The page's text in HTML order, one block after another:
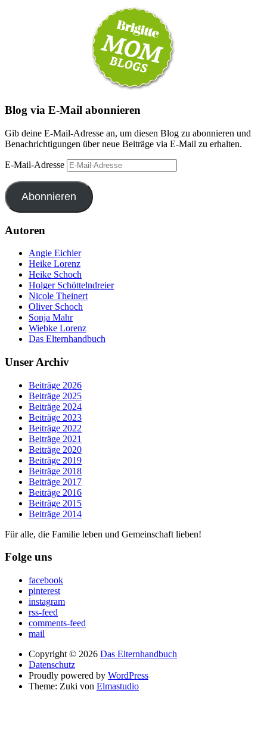
Blog via E-Mail abonnieren
Gib deine E-Mail-Adresse an, um diesen Blog zu abonnieren und
Benachrichtigungen über neue Beiträge via E-Mail zu erhalten.
E-Mail-Adresse
Abonnieren
Autoren
Angie Eichler
Heike Lorenz
Heike Schoch
Holger Schöttelndreier
Nicole Theinert
Oliver Schoch
Sonja Mahr
Wiebke Lorenz
Das Elternhandbuch
Unser Archiv
Beiträge 2026
Beiträge 2025
Beiträge 2024
Beiträge 2023
Beiträge 2022
Beiträge 2021
Beiträge 2020
Beiträge 2019
Beiträge 2018
Beiträge 2017
Beiträge 2016
Beiträge 2015
Beiträge 2014
Für alle, die Familie leben und Gemeinschaft lieben!
Folge uns
facebook
pinterest
instagram
rss-feed
comments-feed
mail
Copyright © 2026 Das Elternhandbuch
Datenschutz
Proudly powered by WordPress
Theme: Zuki von Elmastudio